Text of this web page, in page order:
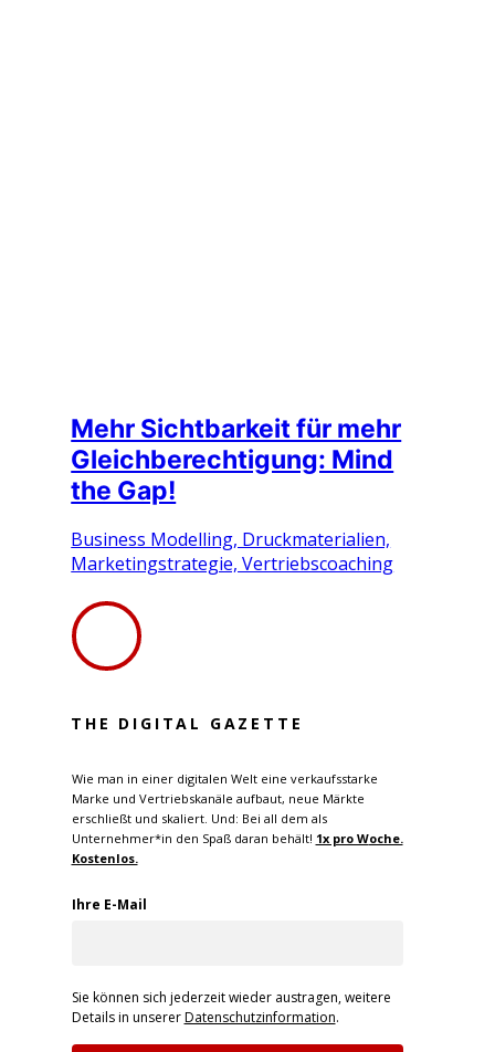
Mehr Sichtbarkeit für mehr
Gleichberechtigung: Mind
the Gap!
Business Modelling, Druckmaterialien,
Marketingstrategie, Vertriebscoaching
THE DIGITAL GAZETTE
Wie man in einer digitalen Welt eine verkaufsstarke
Marke und Vertriebskanäle aufbaut, neue Märkte
erschließt und skaliert. Und: Bei all dem als
Unternehmer*in den Spaß daran behält! 1x pro Woche.
Kostenlos.
Ihre E-Mail
Sie können sich jederzeit wieder austragen, weitere
Details in unsererDatenschutzinformation.